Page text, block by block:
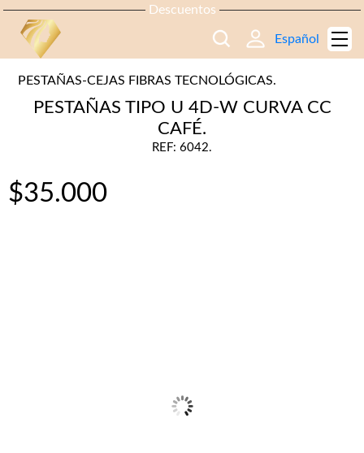
Descuentos
Español
PESTAÑAS-CEJAS FIBRAS TECNOLÓGICAS.
PESTAÑAS TIPO U 4D-W CURVA CC
CAFÉ.
REF: 6042.
$35.000